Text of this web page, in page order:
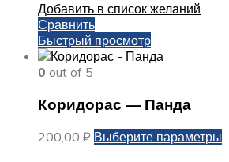
Добавить в список желаний
Сравнить
Быстрый просмотр
0 out of 5
Коридорас — Панда
200,00 ₽ Выберите параметры